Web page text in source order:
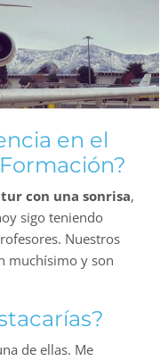
en el
con una sonrisa,
sigo teniendo
Nuestros
muchísimo y son
de ellas. Me